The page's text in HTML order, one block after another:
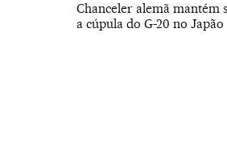
Chanceler alemã mantém
a cúpula do G-20 no Japão